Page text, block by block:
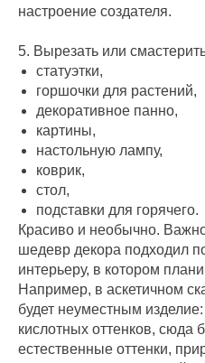
настроение создателя.
5. Вырезать или
статуэтки,
горшочки для растений,
декоративное панно,
картины,
настольную лампу,
коврик,
стол,
подставки для горячего.
Красиво и необычно.
шедевр декора подходил
интерьеру, в котором
Например, в аскетичном
будет неуместным
кислотных оттенков, сюда
естественные оттенки,